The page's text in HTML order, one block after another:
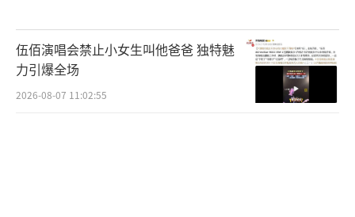
伍佰演唱会禁止小女生叫他爸爸 独特魅
力引爆全场
2026-08-07 11:02:55